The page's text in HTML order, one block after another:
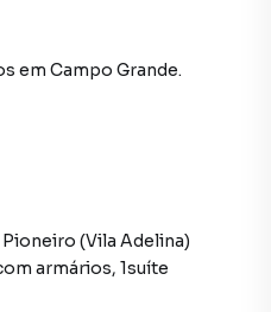
em Campo Grande.
(Vila Adelina)
armários, 1suíte